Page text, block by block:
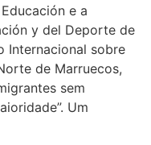
e a
y del Deporte de
Internacional sobre
de Marruecos,
sem
Um